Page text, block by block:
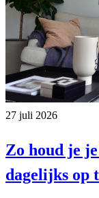
27 juli 2026
Zo houd je
dagelijks op